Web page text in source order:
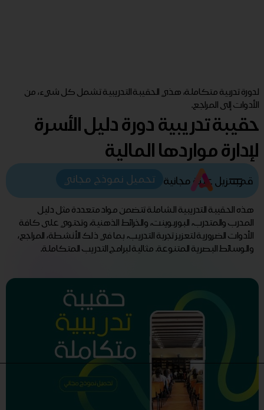
لدورة تدربية متكاملة، هذي الحقيبة التدريبية تشمل كل شيء، من
الأدوات إلى المراجع.
حقيبة تدريبية دورة دليل الأسرة
لإدارة مواردها المالية
قم بتنزيل عينة مجانية تحميل نموذج مجاني
هذه الحقيبة التدريبية الشاملة تتضمن مواد متعددة مثل دليل
المدرب والمتدرب، البوربوينت، والخرائط الذهنية، وتحتوي على كافة
الأدوات الضرورية لتعزيز تجربة التدريب، بما في ذلك الأنشطة، المراجع،
والوسائط البصرية المتنوعة. مثالية لبرامج التدريب المتكاملة.